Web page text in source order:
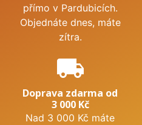
přímo v Pardubicích.
Objednáte dnes, máte
zítra.
local_shipping
Doprava zdarma od
3 000 Kč
Nad 3 000 Kč máte